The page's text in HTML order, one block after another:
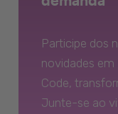
Participe dos
novidades
Code,
Junte-se ao